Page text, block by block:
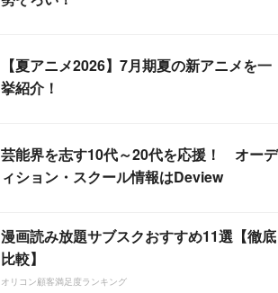
【夏アニメ2026】7月期夏の新アニメを一
挙紹介！
芸能界を志す10代～20代を応援！ オーデ
ィション・スクール情報はDeview
漫画読み放題サブスクおすすめ11選【徹底
比較】
オリコン顧客満足度ランキング